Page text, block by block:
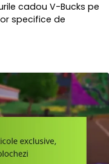
cadou V-Bucks pe
specifice de